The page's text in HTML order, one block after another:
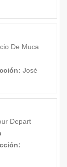
De Muca
José
Depart